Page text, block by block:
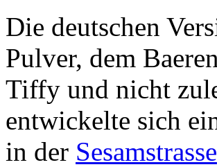
Die deutschen
Pulver, dem
Tiffy und nicht
entwickelte sich
in der Sesamstrasse